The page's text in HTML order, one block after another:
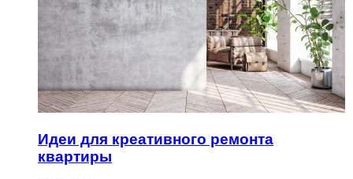
Идеи для креативного ремонта
квартиры